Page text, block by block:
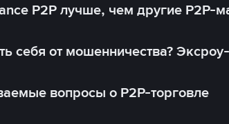
P2P лучше, чем другие P2P-
себя от мошенничества?
вопросы о P2P-торговле